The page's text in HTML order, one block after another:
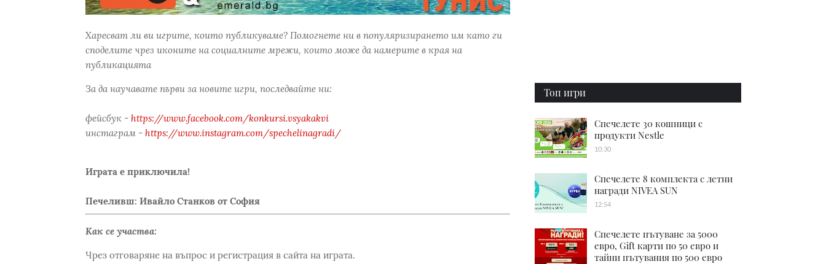
Харесват ли ви игрите, които публикуваме? Помогнете ни в популяризирането им като ги
споделите чрез иконите на социалните мрежи, които може да намерите в края на
публикацията
За да научавате първи за новите игри, последвайте ни:
фейсбук - https://www.facebook.com/konkursi.vsyakakvi
инстаграм - https://www.instagram.com/spechelinagradi/
Играта е приключила!
Печеливш: Ивайло Станков от София
Как се участва:
Чрез отговаряне на въпрос и регистрация в сайта на играта.
Топ игри
Спечелете 30 кошници с
продукти Nestle
10:30
Спечелете 8 комплекта с летни
награди NIVEA SUN
12:54
Спечелете пътуване за 5000
евро, Gift карти по 50 евро и
тайни пътувания по 500 евро